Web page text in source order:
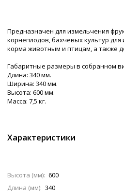
Предназначен для измельчения
корнеплодов, бахчевых культур для
корма животным и птицам, а также
Габаритные размеры в собранном
Длина: 340 мм.
Ширина: 340 мм.
Высота: 600 мм.
Масса: 7,5 кг.
Характеристики
Высота (мм): 600
Длина (мм): 340